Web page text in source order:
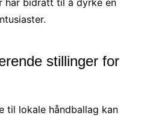
stillinger for
til lokale håndballag kan